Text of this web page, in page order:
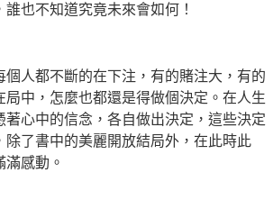
也不知道究竟未來會如何！
個人都不斷的在下注，有的賭注大，有的
局中，怎麼也都還是得做個決定。在人生
著心中的信念，各自做出決定，這些決定
除了書中的美麗開放結局外，在此時此
感動。